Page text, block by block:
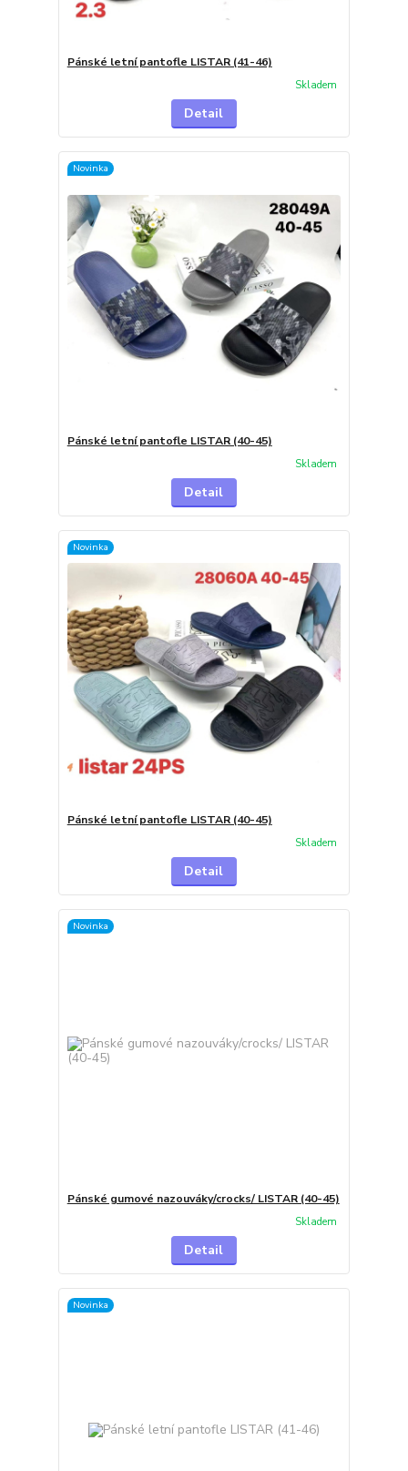
Pánské letní pantofle LISTAR (41-46)
Skladem
Detail
Novinka
Pánské letní pantofle LISTAR (40-45)
Skladem
Detail
Novinka
Pánské letní pantofle LISTAR (40-45)
Skladem
Detail
Novinka
Pánské gumové nazouváky/crocks/ LISTAR (40-45)
Skladem
Detail
Novinka